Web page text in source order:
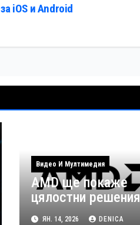
iOS и Android
Видео И Мултимедия
AMD ще покаже
цялостни решения
за аудио-видео
ЯН. 14, 2026 DENICA